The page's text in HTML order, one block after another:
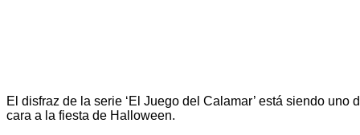
El disfraz de la serie ‘El Juego del Calamar’ está siendo uno
cara a la fiesta de Halloween.